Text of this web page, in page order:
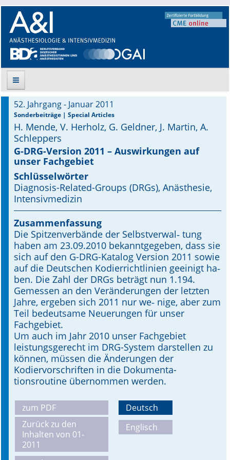
Suche
Aktuelle Ausgabe
Leitlinien
Archiv
Supplements
Supplements OrphanAnesthesia
Online First
A&I English
Mediadaten
Autoren-Service
Bestell-Service
Stellenmarkt
Kongresskalender
52. Jahrgang - Januar 2011
Sonderbeiträge | Special Articles
H. Mende, V. Herholz, G. Geldner, J. Martin, A.
Schleppers
G-DRG-Version 2011 – Auswirkungen auf
unser Fachgebiet
Schlüsselwörter
Diagnosis-Related-Groups (DRGs), Anästhesie,
Intensivmedizin
Zusammenfassung
Die Spitzenverbände der Selbstver­wal­‑ tung
haben am 23.09.2010 bekanntgegeben, dass sie
sich auf den G-DRG-Katalog Version 2011 sowie
auf die Deutschen Kodierrichtlinien geeinigt ha­‑
ben. Die Zahl der DRGs beträgt nun 1.194.
Gemessen an den Veränderungen der letzten
Jahre, ergeben sich 2011 nur we­‑ nige, aber zum
Teil bedeutsame Neuerungen für unser
Fachgebiet.
Um auch im Jahr 2010 unser Fachgebiet
leistungsgerecht im DRG-System darstellen zu
können, müssen die Änderungen der
Kodiervorschriften in die Dokumenta­
tionsroutine übernommen werden.
zum PDF
Zurück zu den
Inhalten von 01-
2011
Deutsch
Englisch